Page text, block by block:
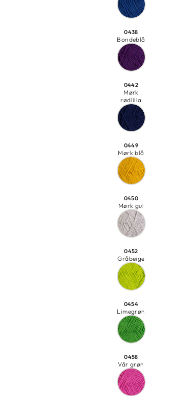
0438
Bondeblå
0442
Mørk
rødlilla
0449
Mørk blå
0450
Mørk gul
0452
Gråbeige
0454
Limegrøn
0458
Vår grøn